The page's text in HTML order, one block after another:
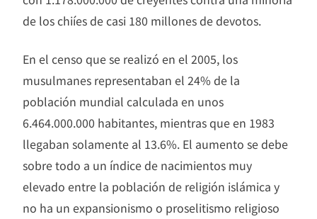
de los chiíes de casi 180 millones de devotos.
En el censo que se realizó en el 2005, los
musulmanes representaban el 24% de la
población mundial calculada en unos
6.464.000.000 habitantes, mientras que en 1983
llegaban solamente al 13.6%. El aumento se debe
sobre todo a un índice de nacimientos muy
elevado entre la población de religión islámica y
no ha un expansionismo o proselitismo religioso